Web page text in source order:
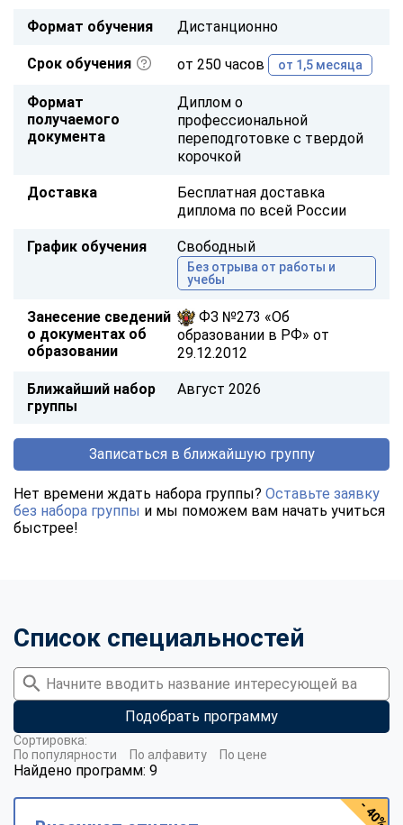
Формат обучения Дистанционно
Срок обучения от 250 часов от 1,5 месяца
Формат
получаемого
документа
Диплом о
профессиональной
переподготовке с твердой
корочкой
Доставка
Бесплатная доставка
диплома по всей России
График обучения Свободный
Без отрыва от работы и
учебы
Занесение сведений
о документах об
образовании
ФЗ №273 «Об
образовании в РФ» от
29.12.2012
Ближайший набор
группы
Август 2026
Записаться в ближайшую группу
Нет времени ждать набора группы? Оставьте заявку
без набора группы и мы поможем вам начать учиться
быстрее!
Список специальностей
Подобрать программу
Найдено программ: 9
Сортировка:
По популярности
По алфавиту По цене
- 40%